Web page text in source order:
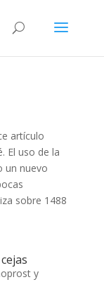
artículo
El uso de la
un nuevo
sobre 1488
y